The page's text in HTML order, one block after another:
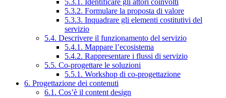
5.3.1. Identificare gli attori coinvolti
5.3.2. Formulare la proposta di valore
5.3.3. Inquadrare gli elementi costitutivi del
servizio
5.4. Descrivere il funzionamento del servizio
5.4.1. Mappare l’ecosistema
5.4.2. Rappresentare i flussi di servizio
5.5. Co-progettare le soluzioni
5.5.1. Workshop di co-progettazione
6. Progettazione dei contenuti
6.1. Cos’è il content design